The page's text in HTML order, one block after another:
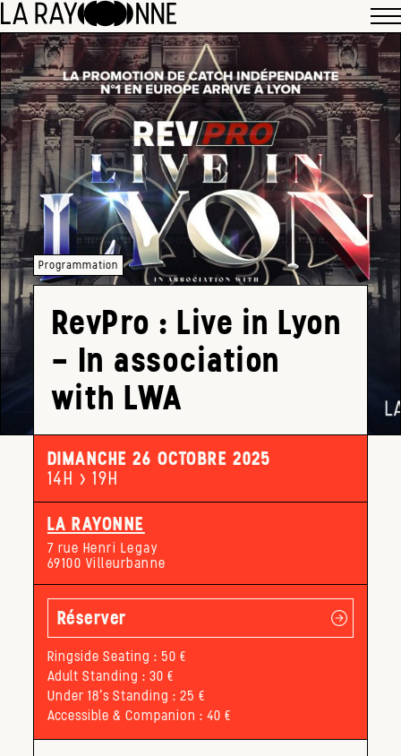
Programmation
RevPro : Live in Lyon
– In association
with LWA
DIMANCHE 26 OCTOBRE 2025
14H > 19H
LA RAYONNE
7 rue Henri Legay
69100 Villeurbanne
Réserver
Ringside Seating : 50 €
Adult Standing : 30 €
Under 18's Standing : 25 €
Accessible & Companion : 40 €